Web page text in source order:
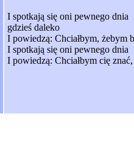
I spotkają się oni pewnego dnia
gdzieś daleko
I powiedzą: Chciałbym, żebym
I spotkają się oni pewnego dnia
I powiedzą: Chciałbym cię